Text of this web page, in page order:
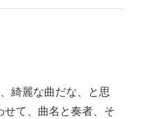
綺麗な曲だな、と思
せて、曲名と奏者、そ